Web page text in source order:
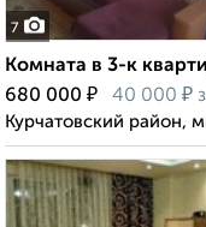
7
Комната в 3-к
680 000 ₽ 40 000 ₽
Курчатовский район,